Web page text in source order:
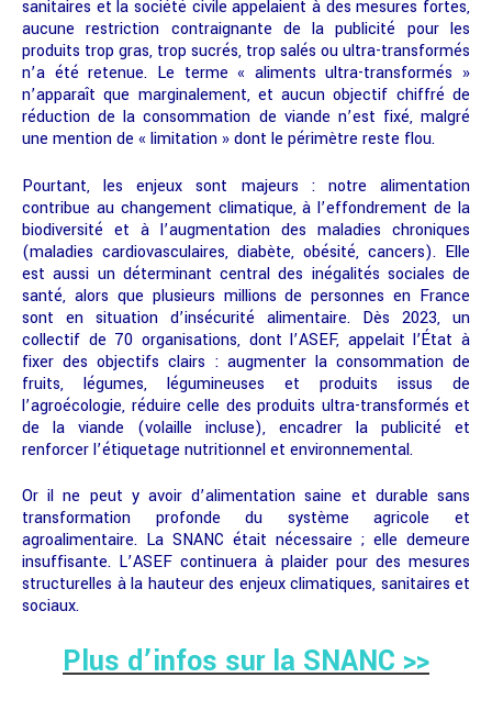
sanitaires et la société civile appelaient à des mesures fortes,
aucune restriction contraignante de la publicité pour les
produits trop gras, trop sucrés, trop salés ou ultra-transformés
n’a été retenue. Le terme « aliments ultra-transformés »
n’apparaît que marginalement, et aucun objectif chiffré de
réduction de la consommation de viande n’est fixé, malgré
une mention de « limitation » dont le périmètre reste flou.
Pourtant, les enjeux sont majeurs : notre alimentation
contribue au changement climatique, à l’effondrement de la
biodiversité et à l’augmentation des maladies chroniques
(maladies cardiovasculaires, diabète, obésité, cancers). Elle
est aussi un déterminant central des inégalités sociales de
santé, alors que plusieurs millions de personnes en France
sont en situation d’insécurité alimentaire. Dès 2023, un
collectif de 70 organisations, dont l’ASEF, appelait l’État à
fixer des objectifs clairs : augmenter la consommation de
fruits, légumes, légumineuses et produits issus de
l’agroécologie, réduire celle des produits ultra-transformés et
de la viande (volaille incluse), encadrer la publicité et
renforcer l’étiquetage nutritionnel et environnemental.
Or il ne peut y avoir d’alimentation saine et durable sans
transformation profonde du système agricole et
agroalimentaire. La SNANC était nécessaire ; elle demeure
insuffisante. L’ASEF continuera à plaider pour des mesures
structurelles à la hauteur des enjeux climatiques, sanitaires et
sociaux.
Plus d’infos sur la SNANC >>